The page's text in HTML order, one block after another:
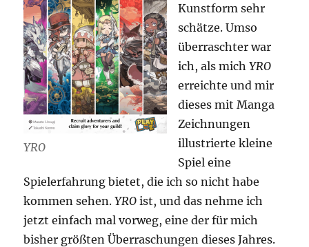
YRO
Kunstform sehr
schätze. Umso
überraschter war
ich, als michYRO
erreichte und mir
dieses mit Manga
Zeichnungen
illustrierte kleine
Spiel eine
Spielerfahrung bietet, die ich so nicht habe
kommen sehen.YRO ist, und das nehme ich
jetzt einfach mal vorweg, eine der für mich
bisher größten Überraschungen dieses Jahres.